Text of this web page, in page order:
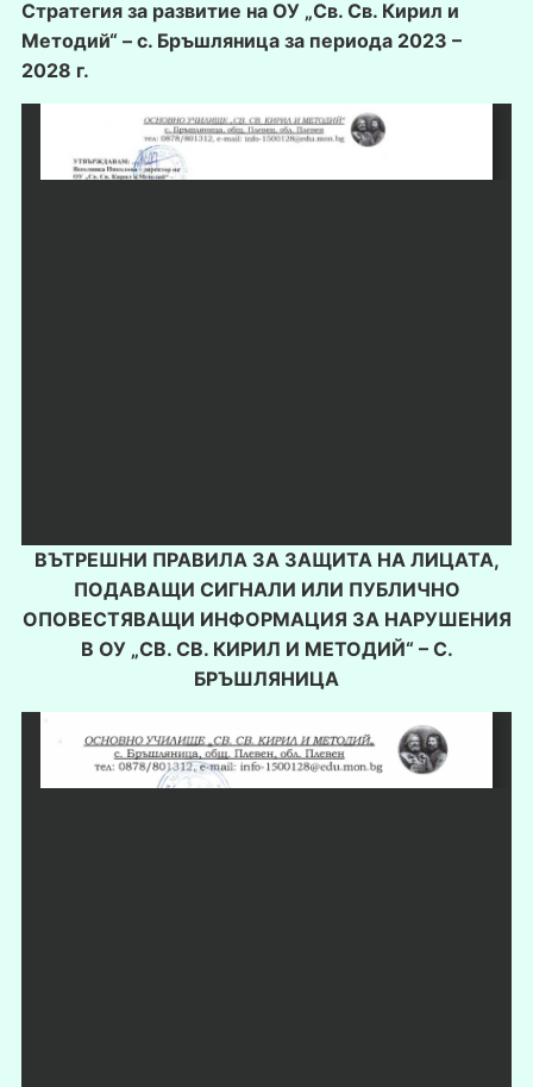
Стратегия за развитие на ОУ „Св. Св. Кирил и
Методий“ – с. Бръшляница за периода 2023 –
2028 г.
ВЪТРЕШНИ ПРАВИЛА ЗА ЗАЩИТА НА ЛИЦАТА,
ПОДАВАЩИ СИГНАЛИ ИЛИ ПУБЛИЧНО
ОПОВЕСТЯВАЩИ ИНФОРМАЦИЯ ЗА НАРУШЕНИЯ
В ОУ „СВ. СВ. КИРИЛ И МЕТОДИЙ“ – С.
БРЪШЛЯНИЦА